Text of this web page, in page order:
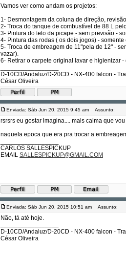
Vamos ver como andam os projetos:
1- Desmontagem da coluna de direção,
2- Troca do tanque de combustível de 88 L
3- Pintura do teto da picape - sem previsão -
4- Pintura das rodas ( os dois jogos) -
5- Troca de embreagem de 11"pela de 12" -
vazar).
6- Retirar o carpete original lavar e higienizar
D-10CD/Andaluz/D-20CD - NX-400 falcon -
César Oliveira
Enviada: Sáb Jun 20, 2015 9:45 am Assunto:
rsrsrs eu gostar imagina.... mais calma que
naquela epoca que era pra trocar a
CARLOS SALLESPICKUP
EMAIL SALLESPICKUP@GMAIL.COM
Enviada: Sáb Jun 20, 2015 10:51 am Assunto:
Não, tá até hoje.
D-10CD/Andaluz/D-20CD - NX-400 falcon -
César Oliveira